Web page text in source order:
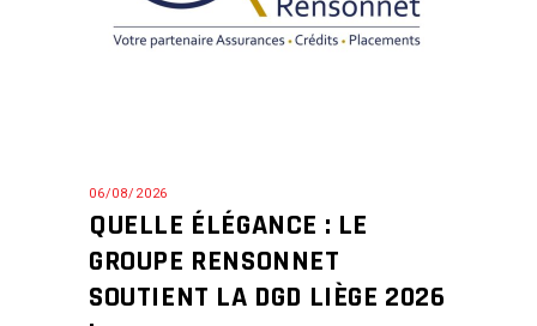
06/08/2026
QUELLE ÉLÉGANCE : LE
GROUPE RENSONNET
SOUTIENT LA DGD LIÈGE 2026